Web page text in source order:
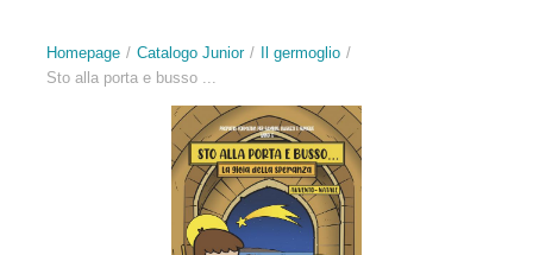
Homepage Catalogo Junior
Il germoglio
Sto alla porta e busso ...